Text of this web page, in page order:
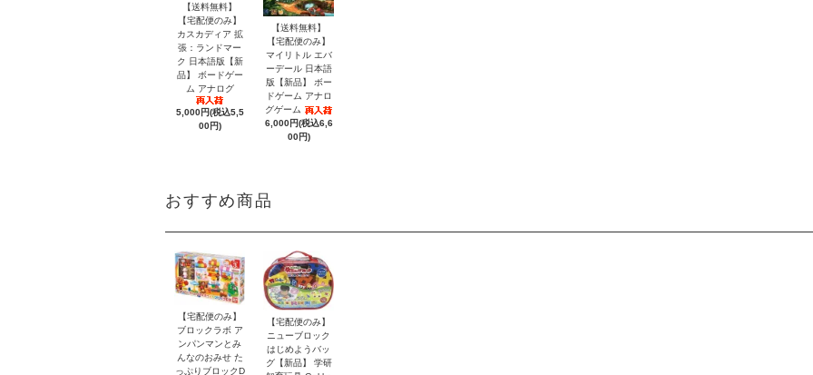
【送料無料】
【宅配便のみ】
カスカディア 拡
張：ランドマー
ク 日本語版【新
品】 ボードゲー
ム アナログ
5,000円(税込5,5
00円)
【送料無料】
【宅配便のみ】
マイリトル エバ
ーデール 日本語
版【新品】 ボー
ドゲーム アナロ
グゲーム
6,000円(税込6,6
00円)
おすすめ商品
【宅配便のみ】
ブロックラボ ア
ンパンマンとみ
んなのおみせ た
っぷりブロックD
【宅配便のみ】
ニューブロック
はじめようバッ
グ【新品】 学研